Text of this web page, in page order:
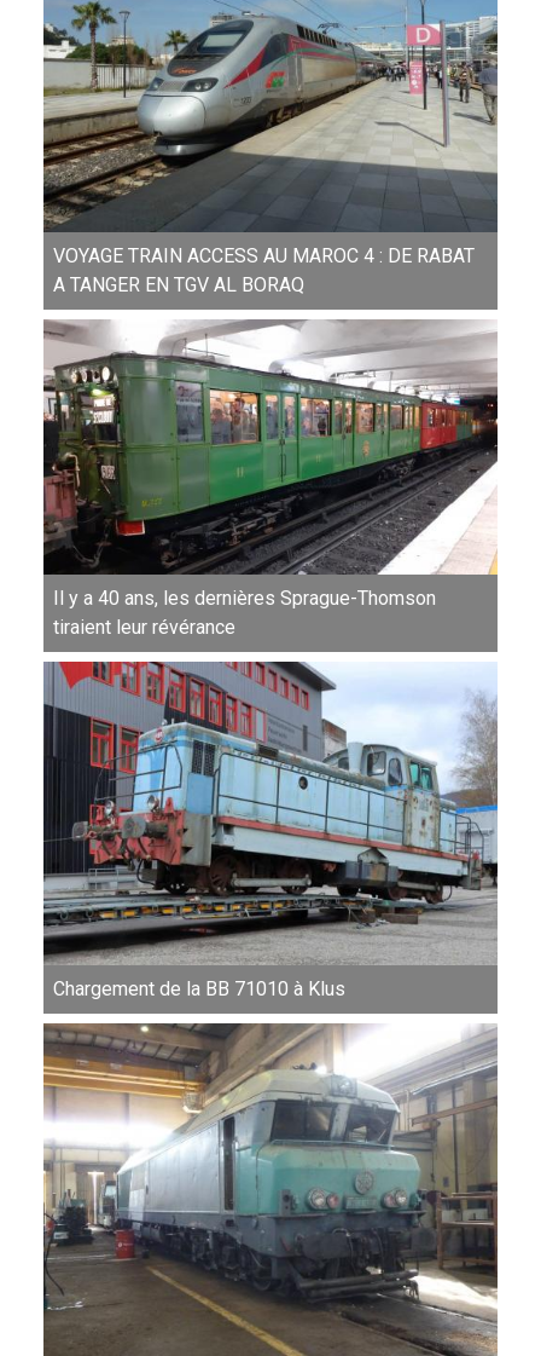
VOYAGE TRAIN ACCESS AU MAROC 4 : DE RABAT
A TANGER EN TGV AL BORAQ
Il y a 40 ans, les dernières Sprague-Thomson
tiraient leur révérance
Chargement de la BB 71010 à Klus